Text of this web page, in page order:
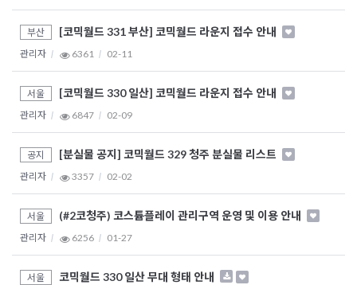
부산 [코믹월드 331 부산] 코믹월드 라운지 접수 안내
관리자 6361 02-11
서울 [코믹월드 330 일산] 코믹월드 라운지 접수 안내
관리자 6847 02-09
공지 [분실물 공지] 코믹월드 329 청주 분실물 리스트
관리자 3357 02-02
서울 (#2코청주) 코스튬플레이 관리구역 운영 및 이용 안내
관리자 6256 01-27
서울 코믹월드 330 일산 무대 형태 안내